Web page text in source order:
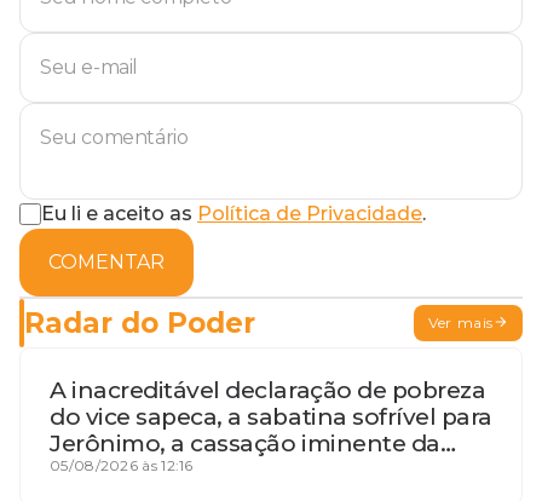
Eu li e aceito as Política de Privacidade.
COMENTAR
Radar do Poder Ver mais
A inacreditável declaração de pobreza
do vice sapeca, a sabatina sofrível para
Jerônimo, a cassação iminente da
desembargadora e a vaga do Quinto
05/08/2026 às 12:16